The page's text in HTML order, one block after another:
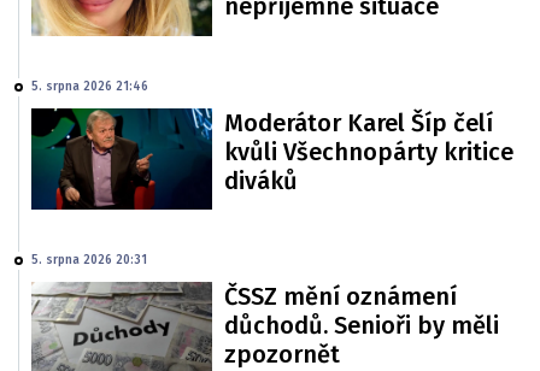
nepříjemné situace
5. srpna 2026 21:46
Moderátor Karel Šíp čelí
kvůli Všechnopárty kritice
diváků
5. srpna 2026 20:31
ČSSZ mění oznámení
důchodů. Senioři by měli
zpozornět